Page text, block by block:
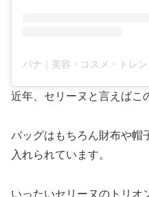
近年、セリーヌと言えばこ
バッグはもちろん財布や帽
入れられています。
いったいセリーヌのトリオ